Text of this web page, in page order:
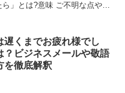
ら」とは?意味 ご不明な点やご
遅くまでお疲れ様でし
？ビジネスメールや敬語
を徹底解釈